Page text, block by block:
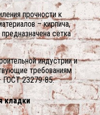
прочности к
– кирпича,
сетка
индустрии и
требованиям
ГОСТ 23279-85.
кладки